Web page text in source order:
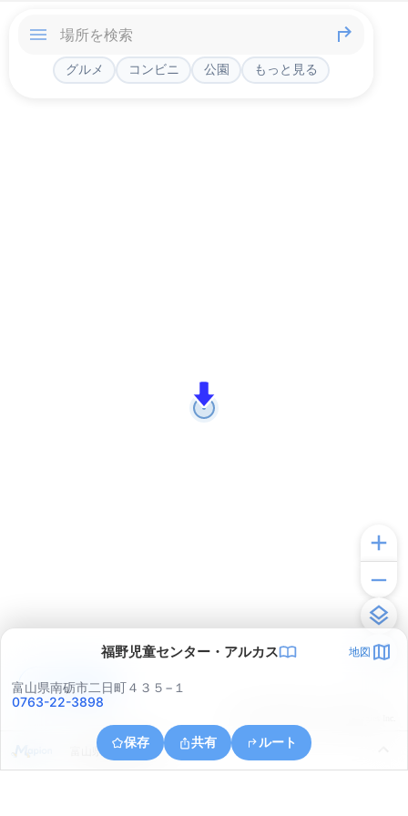
グルメ コンビニ 公園 もっと見る
福野児童センター・アルカス 地図
富山県南砺市二日町４３５−１
0763-22-3898
保存 共有 ルート
富山県南砺市安居
アプリで見る